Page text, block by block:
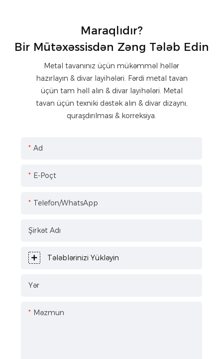
Maraqlıdır?
Bir Mütəxəssisdən Zəng Tələb Edin
Metal tavanınız üçün mükəmməl həllər
hazırlayın & divar layihələri. Fərdi metal tavan
üçün tam həll alın & divar layihələri. Metal
tavan üçün texniki dəstək alın & divar dizaynı,
quraşdırılması & korreksiya.
Ad
E-Poçt
Telefon/WhatsApp
Şirkət Adı
Tələblərinizi Yükləyin
Yər
Məzmun